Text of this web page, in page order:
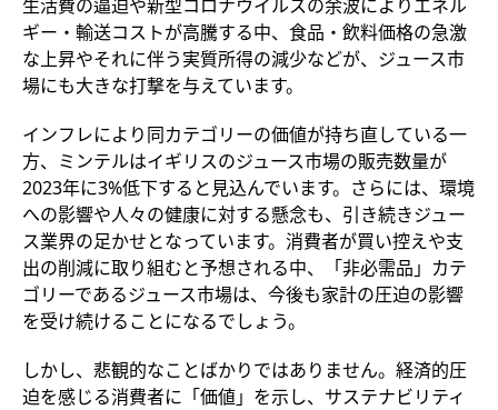
生活費の逼迫や新型コロナウイルスの余波によりエネル
ギー・輸送コストが高騰する中、食品・飲料価格の急激
な上昇やそれに伴う実質所得の減少などが、ジュース市
場にも大きな打撃を与えています。
インフレにより同カテゴリーの価値が持ち直している一
方、ミンテルはイギリスのジュース市場の販売数量が
2023年に3%低下すると見込んでいます。さらには、環境
への影響や人々の健康に対する懸念も、引き続きジュー
ス業界の足かせとなっています。消費者が買い控えや支
出の削減に取り組むと予想される中、「非必需品」カテ
ゴリーであるジュース市場は、今後も家計の圧迫の影響
を受け続けることになるでしょう。
しかし、悲観的なことばかりではありません。経済的圧
迫を感じる消費者に「価値」を示し、サステナビリティ